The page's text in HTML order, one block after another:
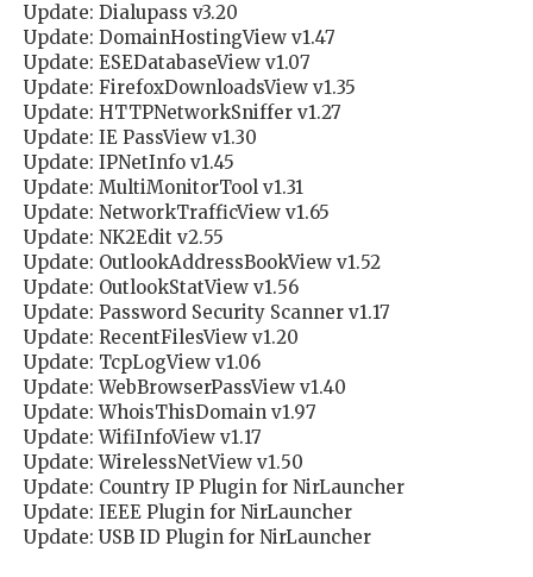
Update: Dialupass v3.20
Update: DomainHostingView v1.47
Update: ESEDatabaseView v1.07
Update: FirefoxDownloadsView v1.35
Update: HTTPNetworkSniffer v1.27
Update: IE PassView v1.30
Update: IPNetInfo v1.45
Update: MultiMonitorTool v1.31
Update: NetworkTrafficView v1.65
Update: NK2Edit v2.55
Update: OutlookAddressBookView v1.52
Update: OutlookStatView v1.56
Update: Password Security Scanner v1.17
Update: RecentFilesView v1.20
Update: TcpLogView v1.06
Update: WebBrowserPassView v1.40
Update: WhoisThisDomain v1.97
Update: WifiInfoView v1.17
Update: WirelessNetView v1.50
Update: Country IP Plugin for NirLauncher
Update: IEEE Plugin for NirLauncher
Update: USB ID Plugin for NirLauncher